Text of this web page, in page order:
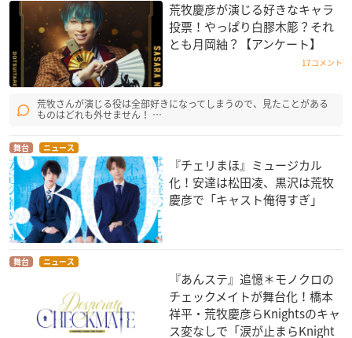
荒牧慶彦が演じる好きなキャラ
投票！やっぱり白膠木簓？それ
とも月岡紬？【アンケート】
17コメント
荒牧さんが演じる役は全部好きになってしまうので、見たことがある
ものはどれも外せません！ …
舞台 ニュース
『チェリまほ』ミュージカル
化！安達は松田凌、黒沢は荒牧
慶彦で「キャスト俺得すぎ」
舞台 ニュース
『あんステ』追憶＊モノクロの
チェックメイトが舞台化！橋本
祥平・荒牧慶彦らKnightsのキャ
ス変なしで「涙が止まらKnight